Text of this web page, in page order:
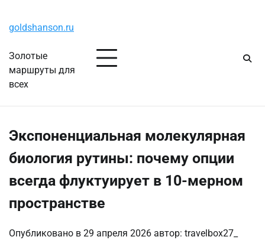
содержимому
goldshanson.ru
Золотые
маршруты для
всех
Экспоненциальная молекулярная
биология рутины: почему опции
всегда флуктуирует в 10-мерном
пространстве
Опубликовано в 29 апреля 2026 автор: travelbox27_